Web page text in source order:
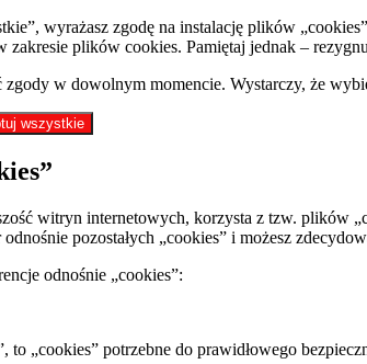
wyrażasz zgodę na instalację plików
zakresie plików cookies. Pamiętaj jednak –
w dowolnym momencie. Wystarczy, że
wszystkie
witryn internetowych, korzysta z tzw. plików
pozostałych „cookies” i możesz
odnośnie „cookies”:
to „cookies” potrzebne do prawidłowego